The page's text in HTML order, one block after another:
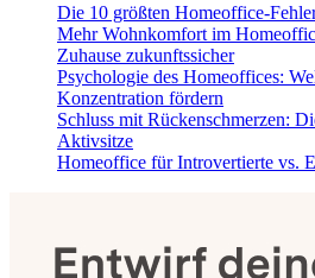
Die 10 größten Homeoffice-
Mehr Wohnkomfort im
Zuhause zukunftssicher
Psychologie des Homeoffices:
Konzentration fördern
Schluss mit Rückenschmerzen:
Aktivsitze
Homeoffice für Introvertierte vs.